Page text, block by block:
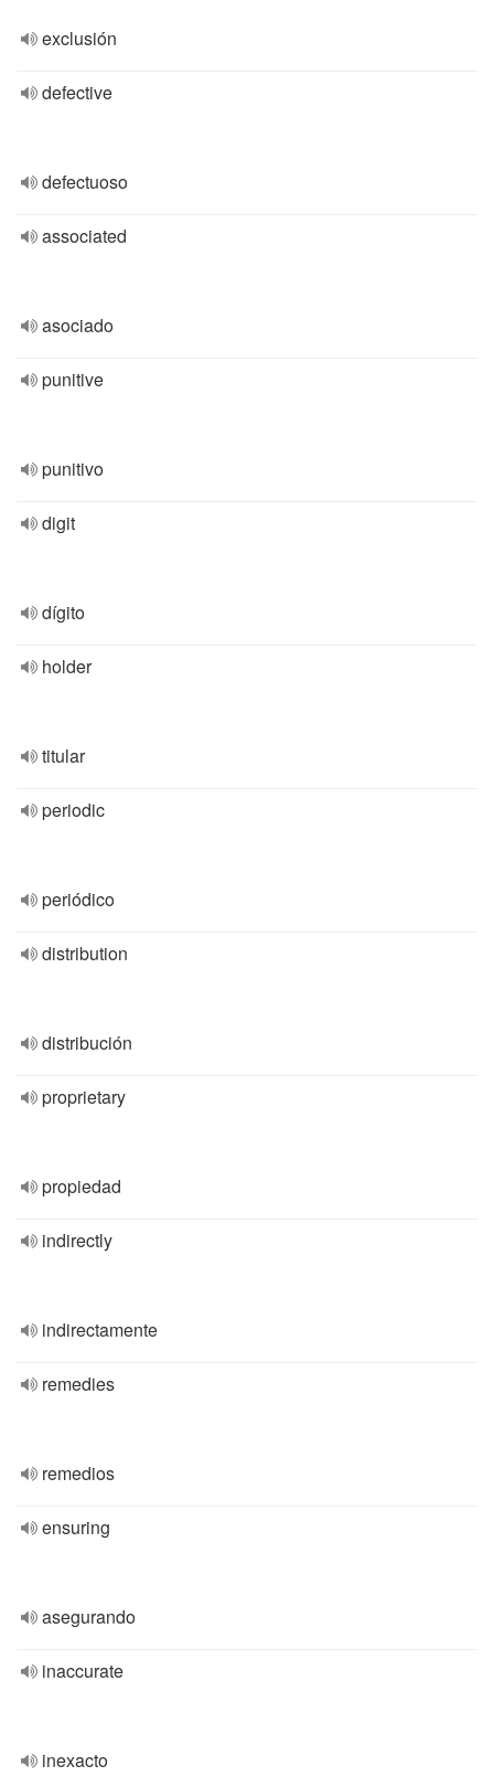
exclusión
defective
defectuoso
associated
asociado
punitive
punitivo
digit
dígito
holder
titular
periodic
periódico
distribution
distribución
proprietary
propiedad
indirectly
indirectamente
remedies
remedios
ensuring
asegurando
inaccurate
inexacto